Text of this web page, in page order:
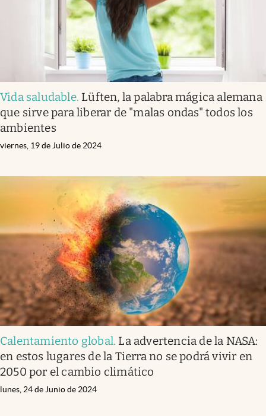
Vida saludable. Lüften, la palabra mágica alemana
que sirve para liberar de "malas ondas" todos los
ambientes
viernes, 19 de Julio de 2024
Calentamiento global. La advertencia de la NASA:
en estos lugares de la Tierra no se podrá vivir en
2050 por el cambio climático
lunes, 24 de Junio de 2024